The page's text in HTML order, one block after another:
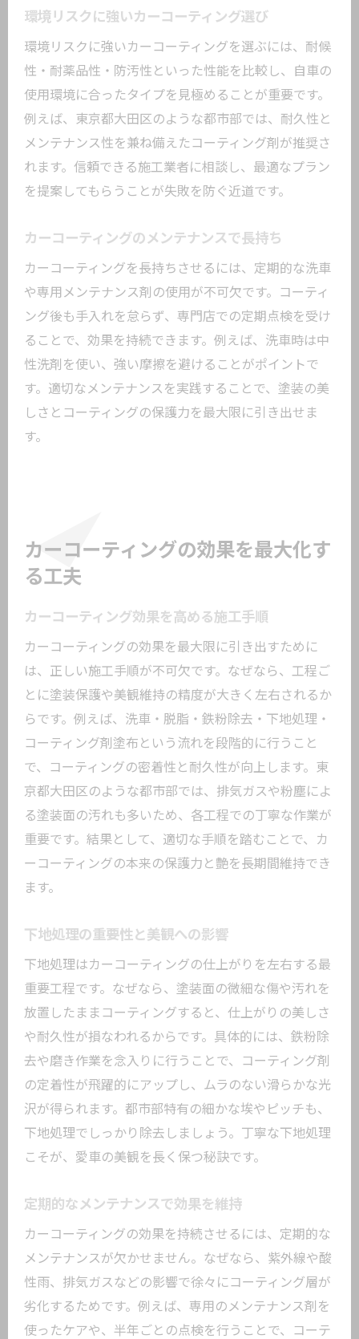
環境リスクに強いカーコーティング選び
環境リスクに強いカーコーティングを選ぶには、耐候
性・耐薬品性・防汚性といった性能を比較し、自車の
使用環境に合ったタイプを見極めることが重要です。
例えば、東京都大田区のような都市部では、耐久性と
メンテナンス性を兼ね備えたコーティング剤が推奨さ
れます。信頼できる施工業者に相談し、最適なプラン
を提案してもらうことが失敗を防ぐ近道です。
カーコーティングのメンテナンスで長持ち
カーコーティングを長持ちさせるには、定期的な洗車
や専用メンテナンス剤の使用が不可欠です。コーティ
ング後も手入れを怠らず、専門店での定期点検を受け
ることで、効果を持続できます。例えば、洗車時は中
性洗剤を使い、強い摩擦を避けることがポイントで
す。適切なメンテナンスを実践することで、塗装の美
しさとコーティングの保護力を最大限に引き出せま
す。
カーコーティングの効果を最大化す
る工夫
カーコーティング効果を高める施工手順
カーコーティングの効果を最大限に引き出すために
は、正しい施工手順が不可欠です。なぜなら、工程ご
とに塗装保護や美観維持の精度が大きく左右されるか
らです。例えば、洗車・脱脂・鉄粉除去・下地処理・
コーティング剤塗布という流れを段階的に行うこと
で、コーティングの密着性と耐久性が向上します。東
京都大田区のような都市部では、排気ガスや粉塵によ
る塗装面の汚れも多いため、各工程での丁寧な作業が
重要です。結果として、適切な手順を踏むことで、カ
ーコーティングの本来の保護力と艶を長期間維持でき
ます。
下地処理の重要性と美観への影響
下地処理はカーコーティングの仕上がりを左右する最
重要工程です。なぜなら、塗装面の微細な傷や汚れを
放置したままコーティングすると、仕上がりの美しさ
や耐久性が損なわれるからです。具体的には、鉄粉除
去や磨き作業を念入りに行うことで、コーティング剤
の定着性が飛躍的にアップし、ムラのない滑らかな光
沢が得られます。都市部特有の細かな埃やピッチも、
下地処理でしっかり除去しましょう。丁寧な下地処理
こそが、愛車の美観を長く保つ秘訣です。
定期的なメンテナンスで効果を維持
カーコーティングの効果を持続させるには、定期的な
メンテナンスが欠かせません。なぜなら、紫外線や酸
性雨、排気ガスなどの影響で徐々にコーティング層が
劣化するためです。例えば、専用のメンテナンス剤を
使ったケアや、半年ごとの点検を行うことで、コーテ